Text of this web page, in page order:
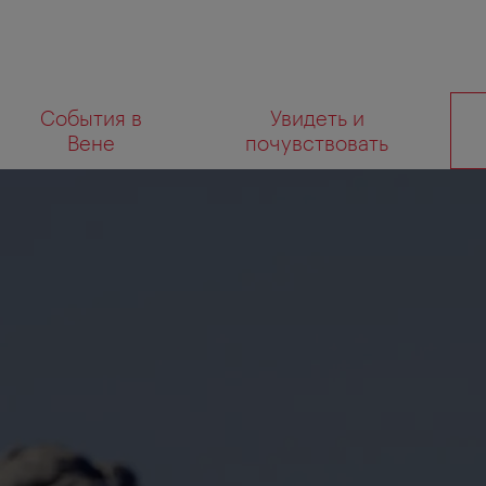
навигации
содержанию
События в
Вене
Увидеть и
почувствовать
Что
вы
ищете?